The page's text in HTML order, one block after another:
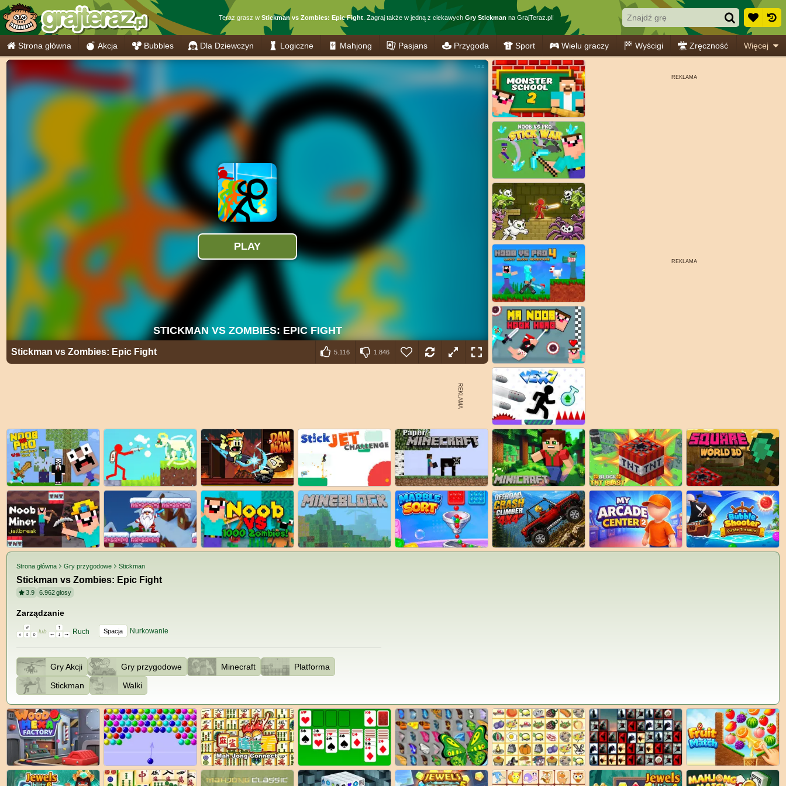
Teraz grasz w Stickman vs Zombies: Epic Fight . Zagraj także w jedną z ciekawych Gry Stickman na GrajTeraz.pl!
Strona główna Akcja Bubbles Dla Dziewczyn Logiczne Mahjong Pasjans Przygoda Sport Wielu graczy Wyścigi Zręczność Więcej
Stickman vs Zombies: Epic Fight 5.116 1.846
Strona główna Gry przygodowe Stickman
Stickman vs Zombies: Epic Fight
3.9 6.962głosy
Zarządzanie
lub Ruch Spacja Nurkowanie
Gry Akcji Gry przygodowe Minecraft
Platforma
Stickman
Walki